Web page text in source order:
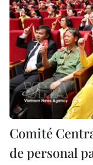
Comité
de personal